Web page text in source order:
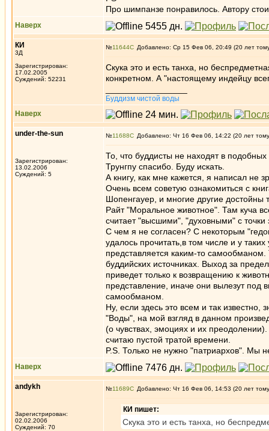
Про шимпанзе понравилось. Автору
Наверх
КИ
3Д
Зарегистрирован:
17.02.2005
Суждений: 52231
№11644 Добавлено: Ср 15 Фев 06, 20:49 (20 лет
Скука это и есть танха, но
конкретном. А "настоящему индейцу
Буддизм чистой воды
Наверх
under-the-sun
Зарегистрирован:
13.02.2006
Суждений: 5
№11688 Добавлено: Чт 16 Фев 06, 14:22 (20 лет
То, что буддисты не находят в
Трунгпу спасибо. Буду искать.
А книгу, как мне кажется, я написал не
Очень всем советую ознакомиться с
Шопенгауер, и многие другие достойны
Райт "Моральное животное". Там куча
считает "высшими", "духовными" с
С чем я не согласен? С некоторым
удалось прочитать,в том числе и у
представляется каким-то
буддийских источниках. Выход за
приведет только к возвращению к
представление, иначе они вылезут под
самообманом.
Ну, если здесь это всем и так известно,
"Воды", на мой взгляд в данном
(о чувствах, эмоциях и их
считаю пустой тратой времени.
P.S. Только не нужно "патриархов". Мы
Наверх
andykh
Зарегистрирован:
02.02.2006
Суждений: 70
№11689 Добавлено: Чт 16 Фев 06, 14:53 (20 лет
КИ пишет:
Скука это и есть танха, но